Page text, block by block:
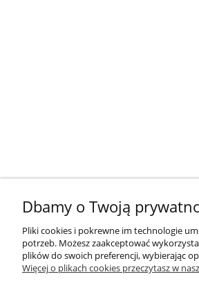
Dbamy o Twoją
Pliki cookies i pokrewne im technologie
potrzeb. Możesz zaakceptować
plików do swoich preferencji, wybierając
Więcej o plikach cookies przeczytasz w